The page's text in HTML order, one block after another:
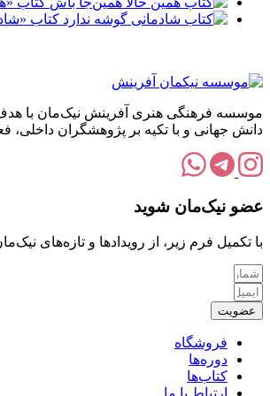
کتاب
موسسه فرهنگی هنری آفرینش نیک‌مان با
دانش جهانی و با تکیه بر پژوهشگران
عضو نیک‌مان شوید
با تکمیل فرم زیر، از رویدادها و تازه‌های
عضویت
فروشگاه
دوره‌ها
کتاب‌ها
ارتباط با ما